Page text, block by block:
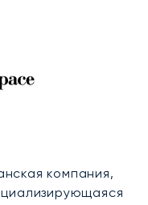
компания,